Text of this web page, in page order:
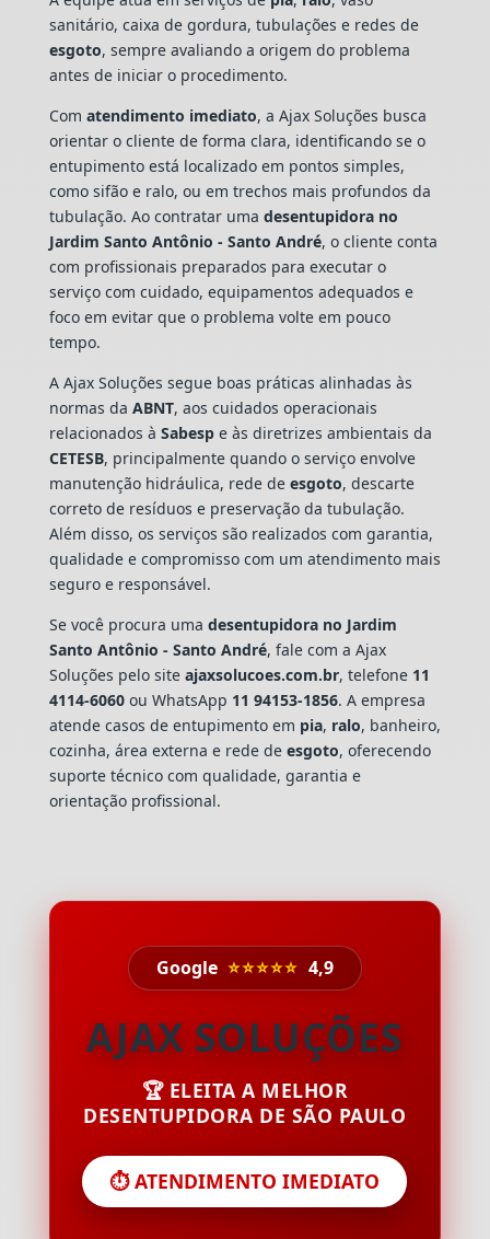
sanitário, caixa de gordura, tubulações e redes de
esgoto, sempre avaliando a origem do problema
antes de iniciar o procedimento.
Com atendimento imediato, a Ajax Soluções busca
orientar o cliente de forma clara, identificando se o
entupimento está localizado em pontos simples,
como sifão e ralo, ou em trechos mais profundos da
tubulação. Ao contratar uma desentupidora no
Jardim Santo Antônio - Santo André, o cliente conta
com profissionais preparados para executar o
serviço com cuidado, equipamentos adequados e
foco em evitar que o problema volte em pouco
tempo.
A Ajax Soluções segue boas práticas alinhadas às
normas da ABNT, aos cuidados operacionais
relacionados à Sabespe às diretrizes ambientais da
CETESB, principalmente quando o serviço envolve
manutenção hidráulica, rede de esgoto, descarte
correto de resíduos e preservação da tubulação.
Além disso, os serviços são realizados com garantia,
qualidade e compromisso com um atendimento mais
seguro e responsável.
Se você procura uma desentupidora no Jardim
Santo Antônio - Santo André, fale com a Ajax
Soluções pelo site ajaxsolucoes.com.br, telefone 11
4114-6060ou WhatsApp 11 94153-1856. A empresa
atende casos de entupimento em pia, ralo, banheiro,
cozinha, área externa e rede de esgoto, oferecendo
suporte técnico com qualidade, garantia e
orientação profissional.
Google ⭐⭐⭐⭐⭐ 4,9
AJAX SOLUÇÕES
🏆 ELEITA A MELHOR
DESENTUPIDORA DE SÃO PAULO
⏱️ ATENDIMENTO IMEDIATO